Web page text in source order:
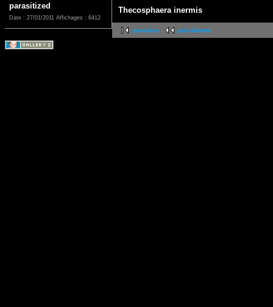
parasitized
Date : 27/01/2011 Affichages : 6412
Thecosphaera inermis
première précédente